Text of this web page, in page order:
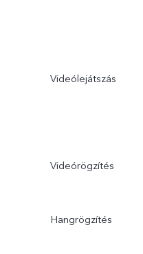
Videólejátszás
Videórögzítés
Hangrögzítés